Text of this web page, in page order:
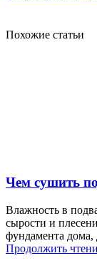
Похожие статьи
Чем сушить
Влажность в
сырости и
фундамента дома,
Продолжить